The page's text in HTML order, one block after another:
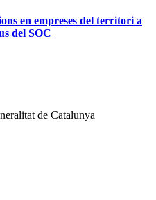
en empreses del territori a
del SOC